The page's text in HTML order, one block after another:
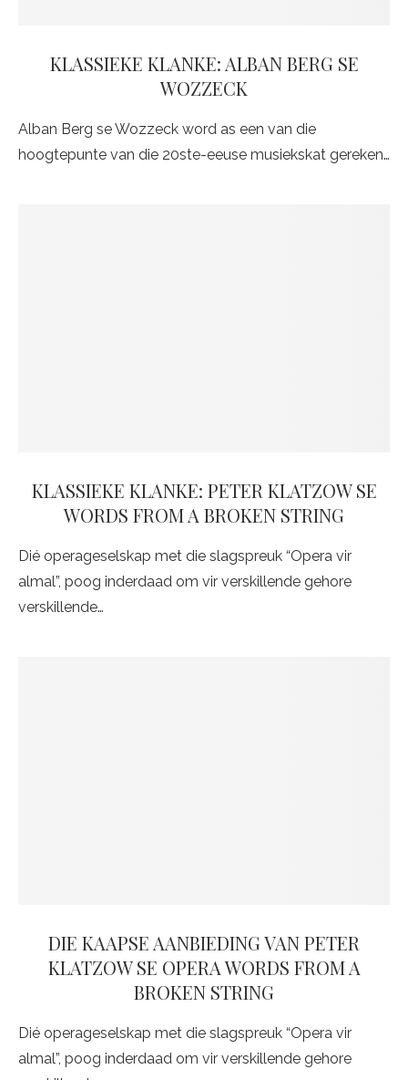
KLASSIEKE KLANKE: ALBAN BERG SE
WOZZECK
Alban Berg se Wozzeck word as een van die
hoogtepunte van die 20ste-eeuse musiekskat gereken…
KLASSIEKE KLANKE: PETER KLATZOW SE
WORDS FROM A BROKEN STRING
Dié operageselskap met die slagspreuk “Opera vir
almal”, poog inderdaad om vir verskillende gehore
verskillende…
DIE KAAPSE AANBIEDING VAN PETER
KLATZOW SE OPERA WORDS FROM A
BROKEN STRING
Dié operageselskap met die slagspreuk “Opera vir
almal”, poog inderdaad om vir verskillende gehore